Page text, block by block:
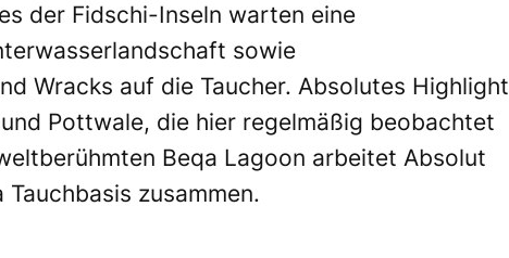
der Fidschi-Inseln warten eine
sowie
Wracks auf die Taucher. Absolutes Highlight
Pottwale, die hier regelmäßig beobachtet
Beqa Lagoon arbeitet Absolut
zusammen.